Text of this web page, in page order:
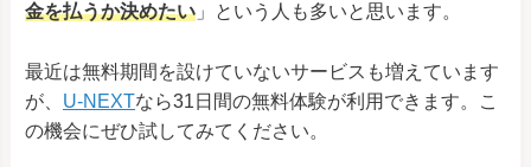
金を払うか決めたい 」という人も多いと思います。
最近は無料期間を設けていないサービスも増えています
が、 U-NEXTなら31日間の無料体験が利用できます。こ
の機会にぜひ試してみてください。